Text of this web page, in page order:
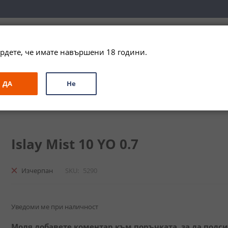
ЗА ПОДАРЪК ПРОМО СПЕЦИАЛНИ ПРЕДЛОЖЕНИЯ
Islay Mist 10 YO 0.7
Изчерпан SKU 5290
Уведоми ме при наличност
че имате навършени 18 години.
ДА Не